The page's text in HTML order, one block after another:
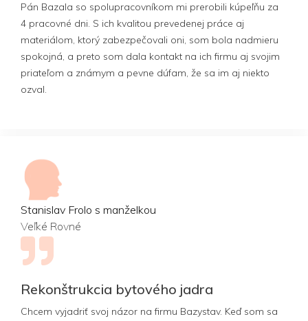
Pán Bazala so spolupracovníkom mi prerobili kúpeľňu za
4 pracovné dni. S ich kvalitou prevedenej práce aj
materiálom, ktorý zabezpečovali oni, som bola nadmieru
spokojná, a preto som dala kontakt na ich firmu aj svojim
priateľom a známym a pevne dúfam, že sa im aj niekto
ozval.
Stanislav Frolo s manželkou
Veľké Rovné
Rekonštrukcia bytového jadra
Chcem vyjadriť svoj názor na firmu Bazystav. Keď som sa